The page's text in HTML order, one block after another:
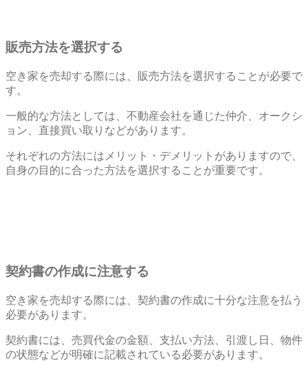
販売方法を選択する
空き家を売却する際には、販売方法を選択することが必要で
す。
一般的な方法としては、不動産会社を通じた仲介、オークシ
ョン、直接買い取りなどがあります。
それぞれの方法にはメリット・デメリットがありますので、
自身の目的に合った方法を選択することが重要です。
契約書の作成に注意する
空き家を売却する際には、契約書の作成に十分な注意を払う
必要があります。
契約書には、売買代金の金額、支払い方法、引渡し日、物件
の状態などが明確に記載されている必要があります。